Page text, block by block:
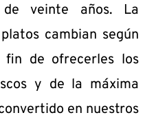
veinte años. La
cambian según
de ofrecerles los
y de la máxima
en nuestros